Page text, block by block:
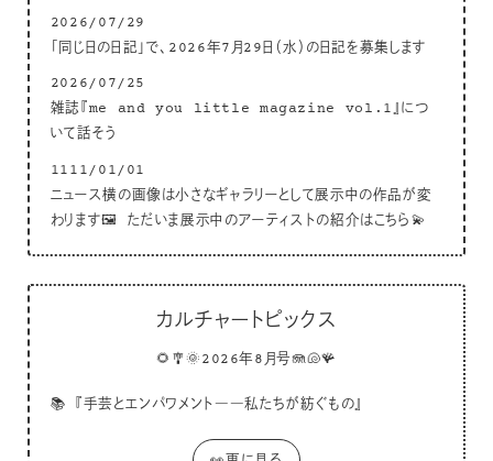
2026/07/29
「同じ日の日記」で、2026年7月29日（水）の日記を募集します
2026/07/25
雑誌『me and you little magazine vol.1』につ
いて話そう
1111/01/01
ニュース横の画像は小さなギャラリーとして展示中の作品が変
わります🖼 ただいま展示中のアーティストの紹介はこちら💫
カルチャートピックス
🌻🎐🌞2026年8月号🪼🐚🪸
📚 『手芸とエンパワメント――私たちが紡ぐもの』